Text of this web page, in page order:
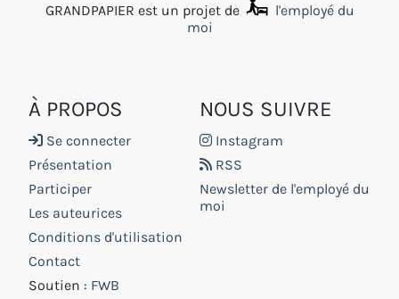
GRANDPAPIER est un projet de
l'employé du
moi
À PROPOS
Se connecter
Présentation
Participer
Les auteurices
Conditions d'utilisation
Contact
Soutien : FWB
NOUS SUIVRE
Instagram
RSS
Newsletter de l'employé du
moi